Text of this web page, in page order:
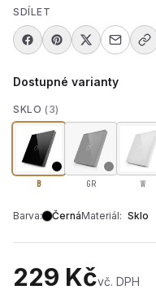
SDÍLET
Dostupné varianty
SKLO (3)
B GR W
Barva: ČernáMateriál: Sklo
229 Kčvč. DPH